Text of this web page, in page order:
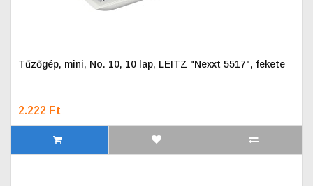
Tűzőgép, mini, No. 10, 10 lap, LEITZ "Nexxt 5517", fekete
2.222 Ft